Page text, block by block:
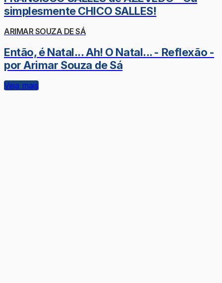
simplesmente CHICO SALLES!
ARIMAR SOUZA DE SÁ
Então, é Natal... Ah! O Natal... - Reflexão -
por Arimar Souza de Sá
Veja mais